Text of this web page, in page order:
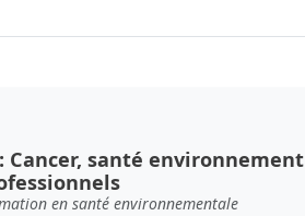
Cancer, santé environnement
en santé environnementale